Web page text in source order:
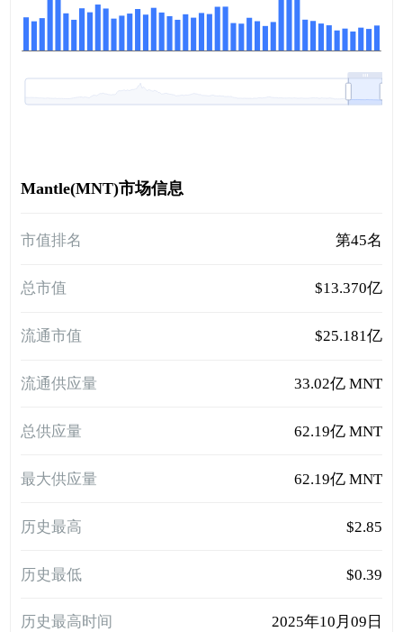
Mantle(MNT)市场信息
市值排名 第45名
总市值 $13.370亿
流通市值 $25.181亿
流通供应量 33.02亿 MNT
总供应量 62.19亿 MNT
最大供应量 62.19亿 MNT
历史最高 $2.85
历史最低 $0.39
历史最高时间 2025年10月09日